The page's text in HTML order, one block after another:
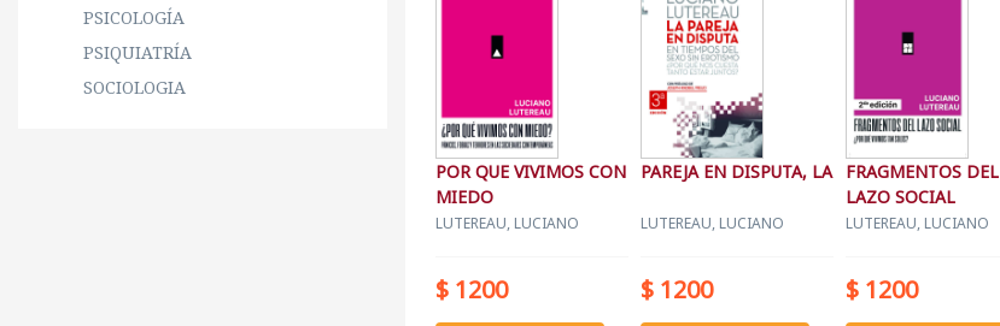
PSICOLOGÍA
PSIQUIATRÍA
SOCIOLOGIA
POR QUE VIVIMOS CON
MIEDO
LUTEREAU, LUCIANO
$ 1200
PAREJA EN DISPUTA, LA
LUTEREAU, LUCIANO
$ 1200
FRAGMENTOS DEL
LAZO SOCIAL
LUTEREAU, LUCIANO
$ 1200